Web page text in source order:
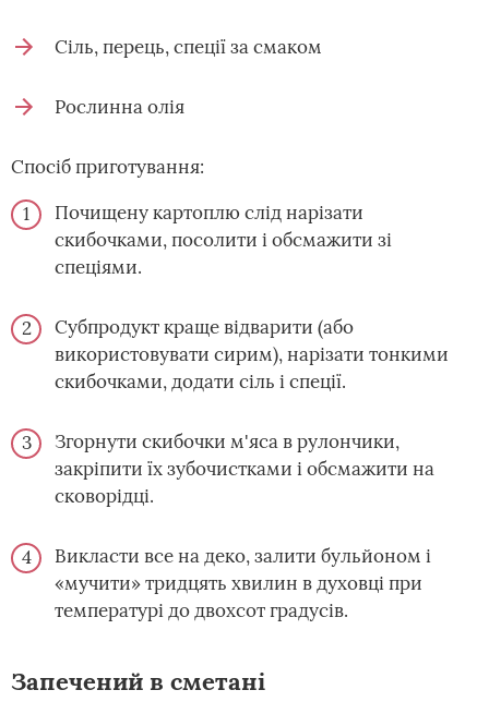
Сіль, перець, спеції за смаком
Рослинна олія
Спосіб приготування:
Почищену картоплю слід нарізати
скибочками, посолити і обсмажити зі
спеціями.
Субпродукт краще відварити (або
використовувати сирим), нарізати тонкими
скибочками, додати сіль і спеції.
Згорнути скибочки м'яса в рулончики,
закріпити їх зубочистками і обсмажити на
сковорідці.
Викласти все на деко, залити бульйоном і
«мучити» тридцять хвилин в духовці при
температурі до двохсот градусів.
Запечений в сметані